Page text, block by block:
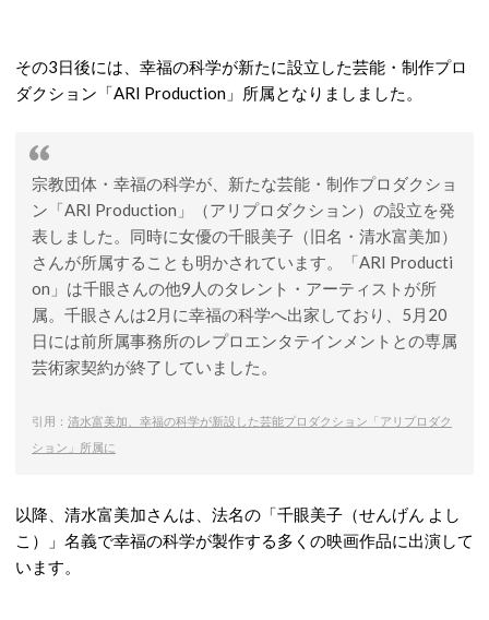
その3日後には、幸福の科学が新たに設立した芸能・制作プロ
ダクション「ARI Production」所属となりましました。
宗教団体・幸福の科学が、新たな芸能・制作プロダクショ
ン「ARI Production」（アリプロダクション）の設立を発
表しました。同時に女優の千眼美子（旧名・清水富美加）
さんが所属することも明かされています。「ARI Producti
on」は千眼さんの他9人のタレント・アーティストが所
属。千眼さんは2月に幸福の科学へ出家しており、5月20
日には前所属事務所のレプロエンタテインメントとの専属
芸術家契約が終了していました。
引用： 清水富美加、幸福の科学が新設した芸能プロダクション「アリプロダク
ション」所属に
以降、清水富美加さんは、法名の「千眼美子（せんげん よし
こ）」名義で幸福の科学が製作する多くの映画作品に出演して
います。